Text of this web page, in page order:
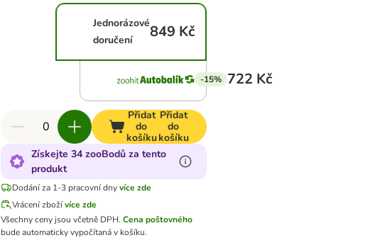
Jednorázové
doručení
849 Kč
-15% 722 Kč
Přidat
do
košíku
Přidat
do
košíku
Získejte 34 zooBodů za tento
produkt
Dodání za 1-3 pracovní dny více zde
Vrácení zbožívíce zde
Všechny ceny jsou včetně DPH. Cena poštovného
bude automaticky vypočítaná v košíku.